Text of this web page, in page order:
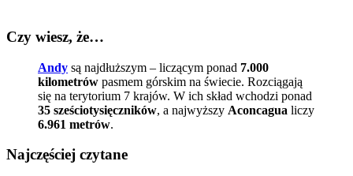
Czy wiesz, że…
Andy są najdłuższym – liczącym ponad 7.000
kilometrów pasmem górskim na świecie. Rozciągają
się na terytorium 7 krajów. W ich skład wchodzi ponad
35 sześciotysięczników, a najwyższy Aconcagua liczy
6.961 metrów.
Najczęściej czytane